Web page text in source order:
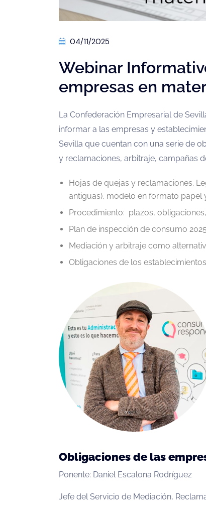
04/11/2025
Webinar
empresas en
La Confederación Empresarial de
informar a las empresas y
Sevilla que cuentan con una serie de
y reclamaciones, arbitraje, campañas
Hojas de quejas y reclamaciones.
antiguas), modelo en formato papel
Procedimiento: plazos, obligaciones,
Plan de inspección de consumo 2025
Mediación y arbitraje como
Obligaciones de los
Obligaciones de las
Ponente: Daniel Escalona Rodríguez
Jefe del Servicio de Mediación,